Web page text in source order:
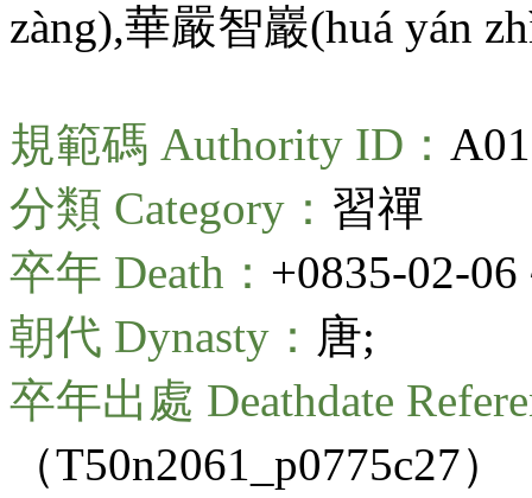
zàng),華嚴智巖(huá yán
規範碼 Authority ID：
分類 Category： 習禪
卒年 Death： +0835-02-
朝代 Dynasty： 唐;
卒年出處 Deathdate
（T50n2061_p0775c27）